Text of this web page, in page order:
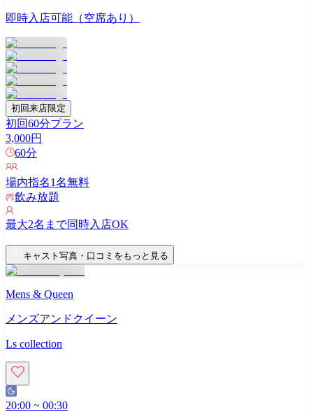
即時入店可能（空席あり）
初回来店限定
初回60分プラン
3,000円
60分
場内指名1名無料
飲み放題
最大2名まで同時入店OK
キャスト写真・口コミをもっと見る
Mens & Queen
メンズアンドクイーン
Ls collection
20:00 ~ 00:30